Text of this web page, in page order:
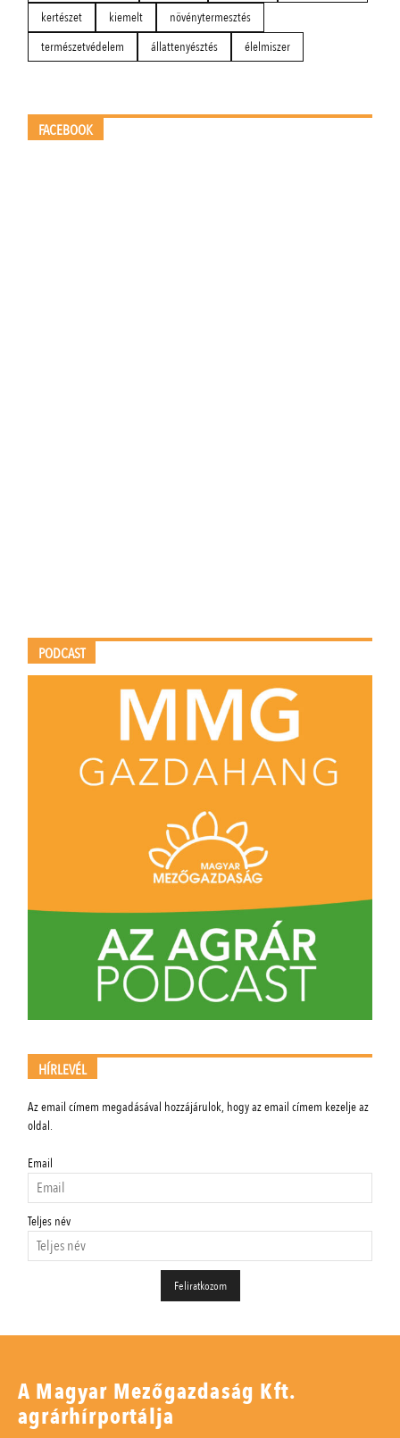
kertészet kiemelt
növénytermesztés
természetvédelem
állattenyésztés élelmiszer
FACEBOOK
PODCAST
HÍRLEVÉL
Az email címem megadásával hozzájárulok, hogy az email címem kezelje az
oldal.
Email
Teljes név
A Magyar Mezőgazdaság Kft.
agrárhírportálja